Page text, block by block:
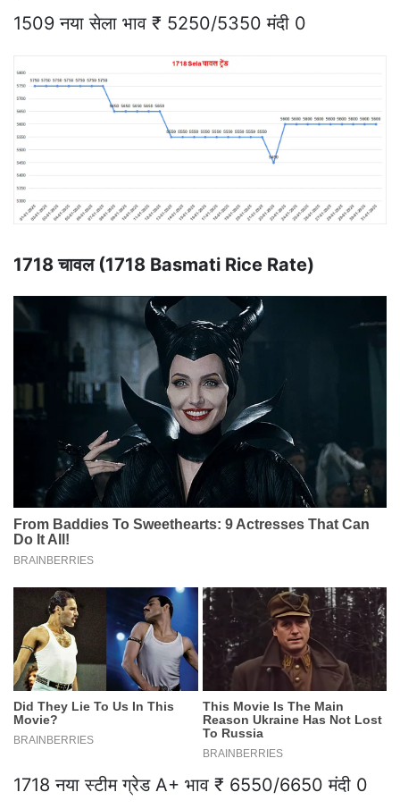
1509 नया सेला भाव ₹ 5250/5350 मंदी 0
1718 चावल (1718 Basmati Rice Rate)
1718 नया स्टीम ग्रेड A+ भाव ₹ 6550/6650 मंदी 0